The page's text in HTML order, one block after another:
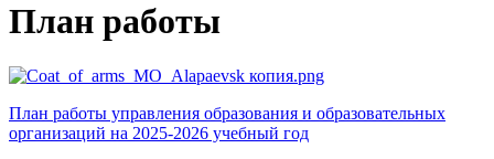
План работы
План работы управления образования и образовательных
организаций на 2025-2026 учебный год